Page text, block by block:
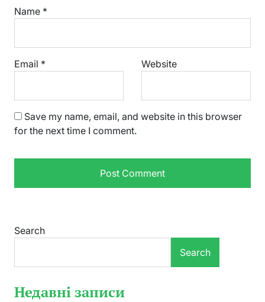
Name *
Email * Website
Save my name, email, and website in this browser
for the next time I comment.
Search
Search
Недавні записи